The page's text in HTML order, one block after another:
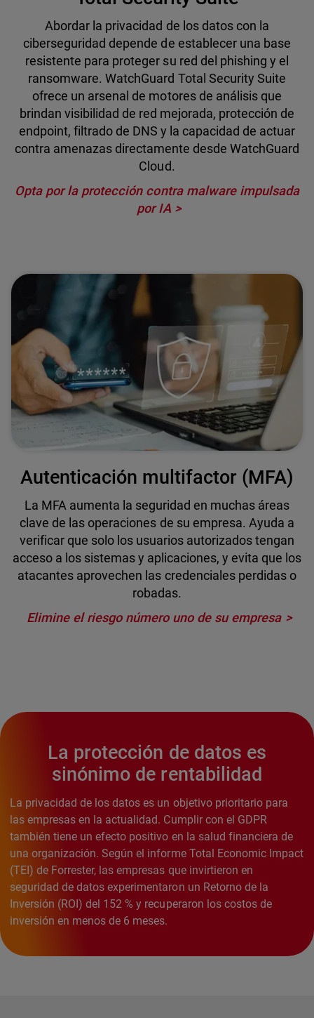
Abordar la privacidad de los datos con la
ciberseguridad depende de establecer una base
resistente para proteger su red del phishing y el
ransomware. WatchGuard Total Security Suite
ofrece un arsenal de motores de análisis que
brindan visibilidad de red mejorada, protección de
endpoint, filtrado de DNS y la capacidad de actuar
contra amenazas directamente desde WatchGuard
Cloud.
Opta por la protección contra malware impulsada
por IA
Autenticación multifactor (MFA)
La MFA aumenta la seguridad en muchas áreas
clave de las operaciones de su empresa. Ayuda a
verificar que solo los usuarios autorizados tengan
acceso a los sistemas y aplicaciones, y evita que los
atacantes aprovechen las credenciales perdidas o
robadas.
Elimine el riesgo número uno de su empresa
La protección de datos es
sinónimo de rentabilidad
La privacidad de los datos es un objetivo prioritario para
las empresas en la actualidad. Cumplir con el GDPR
también tiene un efecto positivo en la salud financiera de
una organización. Según el informe Total Economic Impact
(TEI) de Forrester, las empresas que invirtieron en
seguridad de datos experimentaron un Retorno de la
Inversión (ROI) del 152 % y recuperaron los costos de
inversión en menos de 6 meses.